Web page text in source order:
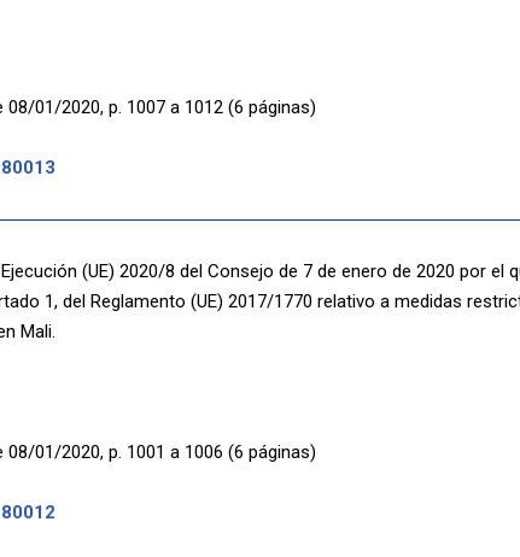
08/01/2020, p. 1007 a 1012 (6 páginas)
(UE) 2020/8 del Consejo de 7 de enero de 2020 por el
1, del Reglamento (UE) 2017/1770 relativo a medidas
Mali.
08/01/2020, p. 1001 a 1006 (6 páginas)